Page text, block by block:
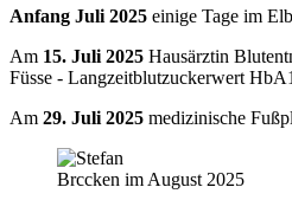
Anfang Juli 2025 einige Tage im
Am 15. Juli 2025 Hausärztin
Füsse - Langzeitblutzuckerwert
Am 29. Juli 2025 medizinische
Brccken im August 2025